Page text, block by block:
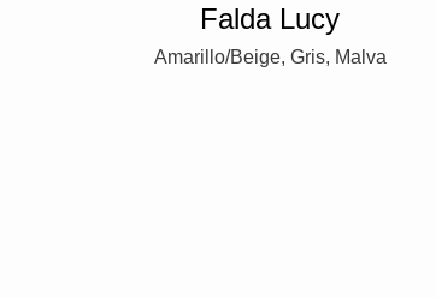
Falda Lucy
Amarillo/Beige, Gris, Malva